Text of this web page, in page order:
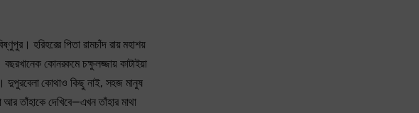
হরিহরের পিতা রামচাঁদ রায় মহাশয়
কোনরকমে চক্ষুলজ্জায় কাটাইয়া
দুপুরবেলা কোথাও কিছু নাই, সহজ মানুষ
তাঁহাকে দেখিবে—এখন তাঁহার মাথা